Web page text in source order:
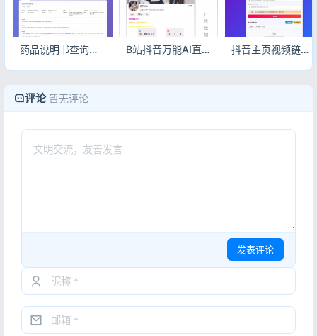
药品说明书查询系统源码 PHP版 本地442M海量数据库 手机自适应 B站抖音万能AI直播场控机器人 可编程弹幕姬答谢点歌全自动直播助手 抖音主页视频链接解析工具源码 批量提取自动保存 响应式部署
评论 暂无评论
发表评论